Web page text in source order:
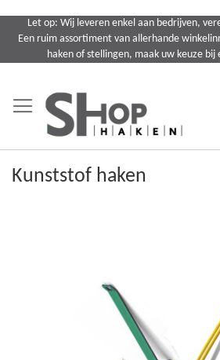
naar
Let op: Wij leveren enkel aan bedrijven,
Een ruim assortiment van allerhande
haken of stellingen, maak uw keuze bij
Kunststof haken